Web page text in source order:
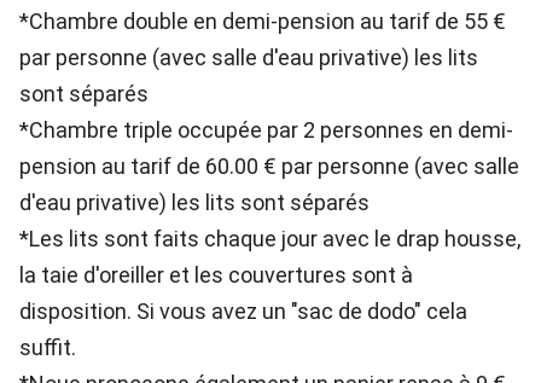
*Chambre double en demi-pension au tarif de 55 €
par personne (avec salle d'eau privative) les lits
sont séparés
*Chambre triple occupée par 2 personnes en demi-
pension au tarif de 60.00 € par personne (avec salle
d'eau privative) les lits sont séparés
*Les lits sont faits chaque jour avec le drap housse,
la taie d'oreiller et les couvertures sont à
disposition. Si vous avez un "sac de dodo" cela
suffit.